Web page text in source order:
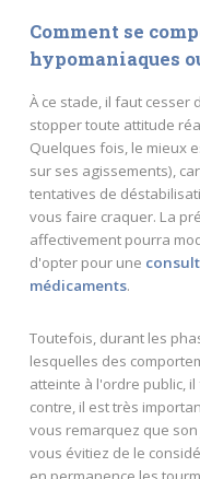
Comment se
hypomaniaques
À ce stade, il faut cesser
stopper toute attitude
Quelques fois, le mieux
sur ses agissements),
tentatives de
vous faire craquer. La
affectivement pourra
d'opter pour une
médicaments.
Toutefois, durant les
lesquelles des
atteinte à l'ordre public,
contre, il est très
vous remarquez que
vous évitiez de le